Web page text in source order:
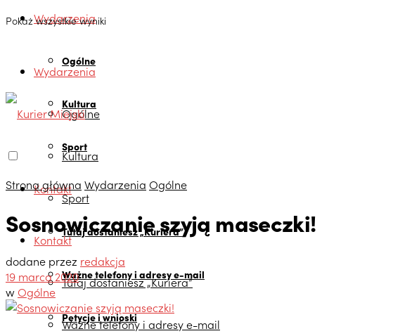
Pokaż wszystkie wyniki
Wydarzenia
Ogólne
Kultura
Sport
Kontakt
Tutaj dostaniesz „Kuriera”
Ważne telefony i adresy e-mail
Petycje i wnioski
Wydarzenia
Ogólne
Kultura
Sport
Kontakt
Tutaj dostaniesz „Kuriera”
Ważne telefony i adresy e-mail
Strona główna Wydarzenia Ogólne
Sosnowiczanie szyją maseczki!
dodane przez redakcja
19 marca 2020
wOgólne